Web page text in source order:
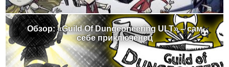
Обзор: «Guild Of Dungeoneering ULT» – сам
себе приключенец